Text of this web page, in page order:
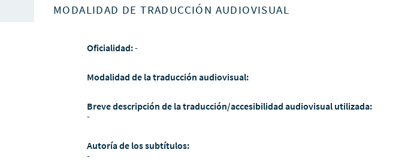
MODALIDAD DE TRADUCCIÓN AUDIOVISUAL
Oficialidad:-
Modalidad de la traducción audiovisual:
Breve descripción de la traducción/accesibilidad audiovisual utilizada:
-
Autoría de los subtítulos:
-